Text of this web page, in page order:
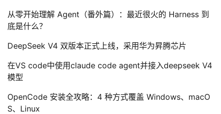
从零开始理解 Agent（番外篇）：最近很火的 Harness 到
底是什么？
DeepSeek V4 双版本正式上线，采用华为昇腾芯片
在VS code中使用claude code agent并接入deepseek V4
模型
OpenCode 安装全攻略：4 种方式覆盖 Windows、macO
S、Linux